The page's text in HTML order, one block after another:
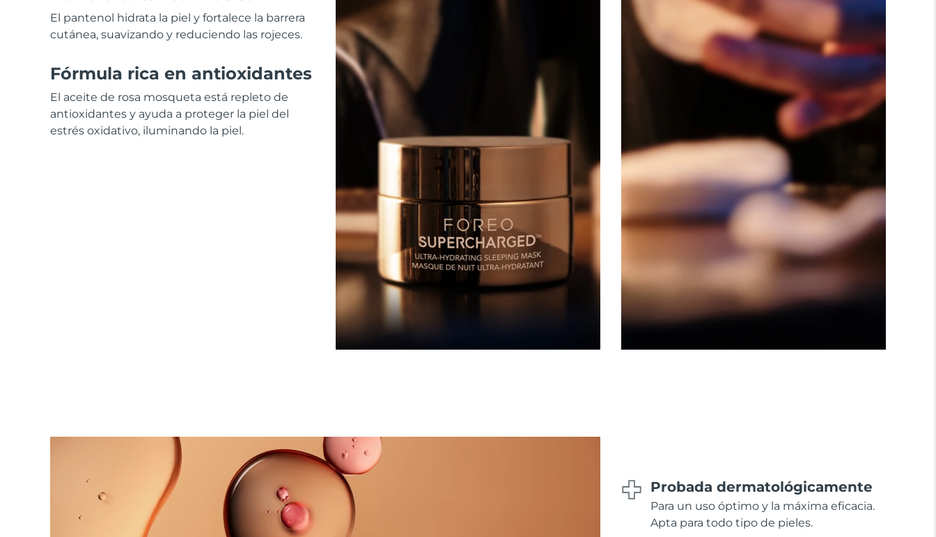
El pantenol hidrata la piel y fortalece la barrera
cutánea, suavizando y reduciendo las rojeces.
Fórmula rica en antioxidantes
El aceite de rosa mosqueta está repleto de
antioxidantes y ayuda a proteger la piel del
estrés oxidativo, iluminando la piel.
Probada dermatológicamente
Para un uso óptimo y la máxima eficacia.
Apta para todo tipo de pieles.
Cuidado de la piel KIWI™
Advanced pore care essentials
Serum
For healthy hair
issa™ Teeth Whitening Gel
18% PAP
Comprar todo